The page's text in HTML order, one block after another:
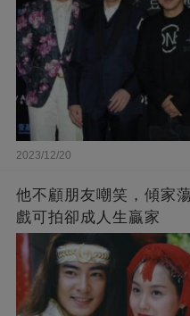
2023/12/20
他不顧朋友嘲笑，傾家
戲可拍卻成人生贏家